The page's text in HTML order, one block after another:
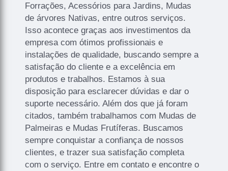
Forrações, Acessórios para Jardins, Mudas
de árvores Nativas, entre outros serviços.
Isso acontece graças aos investimentos da
empresa com ótimos profissionais e
instalações de qualidade, buscando sempre a
satisfação do cliente e a excelência em
produtos e trabalhos. Estamos à sua
disposição para esclarecer dúvidas e dar o
suporte necessário. Além dos que já foram
citados, também trabalhamos com Mudas de
Palmeiras e Mudas Frutíferas. Buscamos
sempre conquistar a confiança de nossos
clientes, e trazer sua satisfação completa
com o serviço. Entre em contato e encontre o